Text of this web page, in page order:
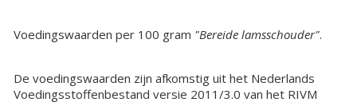
Voedingswaarden per 100 gram "Bereide lamsschouder".
De voedingswaarden zijn afkomstig uit het Nederlands
Voedingsstoffenbestand versie 2011/3.0 van het RIVM